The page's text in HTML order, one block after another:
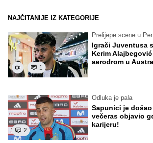
NAJČITANIJE IZ KATEGORIJE
1
Prelijepe scene u
Igrači Juventusa
Kerim
aerodrom u
2
Odluka je pala
Sapunici je
večeras objavio
karijeru!